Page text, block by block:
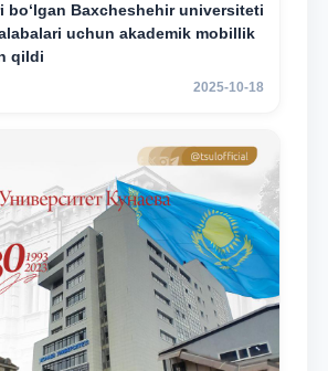
bo‘lgan Baxcheshehir universiteti
uchun akademik mobillik
qildi
2025-10-18